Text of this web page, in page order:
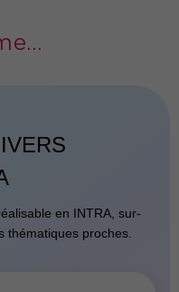
en INTRA, sur-
thématiques proches.